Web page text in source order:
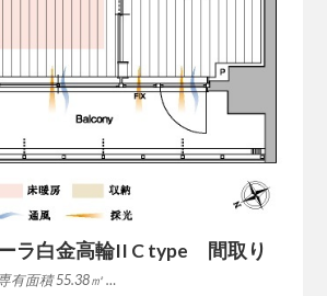
ラ白金高輪II C type 間取り
有面積 55.38㎡ …